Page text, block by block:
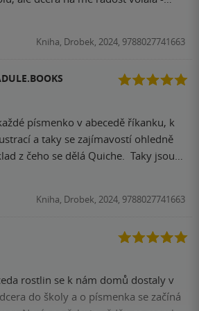
a tamto. Bavila se a líbila moc. A
na menšího bratra.
Kniha, Drobek, 2024, 9788027741663
písmenko v abecedě říkanku, k
a taky se zajímavostí ohledně
se dělá Quiche. Taky jsou
avokáda vypěstovat rostlinku.
pro děti, co se dává do bublaniny?
najdete osmisměrky, doplňovačky,
doma, už jsme ji spolu prošli
umět zpaměti. Líbí se mi, že
Ň (protože je to neobvyklé,
v obrázcích. U některých
cukat koutky . Za mě
Kniha, Drobek, 2024, 9788027741663
rostlin se k nám domů dostaly v
do školy a o písmenka se začíná